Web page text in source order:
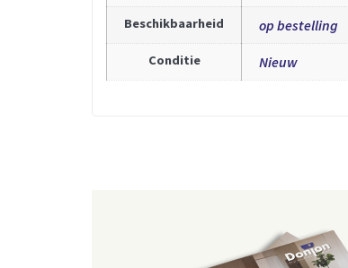
Beschikbaarheid op bestelling
Conditie Nieuw